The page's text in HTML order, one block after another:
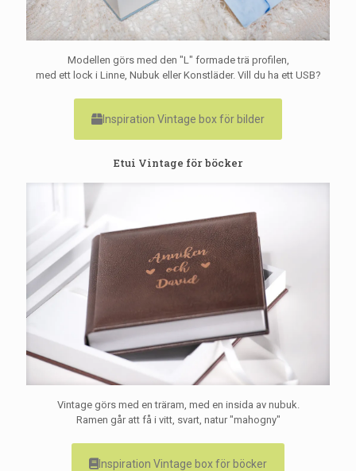
Modellen görs med den "L" formade trä profilen,
med ett lock i Linne, Nubuk eller Konstläder. Vill du ha ett USB?
Inspiration Vintage box för bilder
Etui Vintage för böcker
Vintage görs med en träram, med en insida av nubuk.
Ramen går att få i vitt, svart, natur "mahogny"
Inspiration Vintage box för böcker